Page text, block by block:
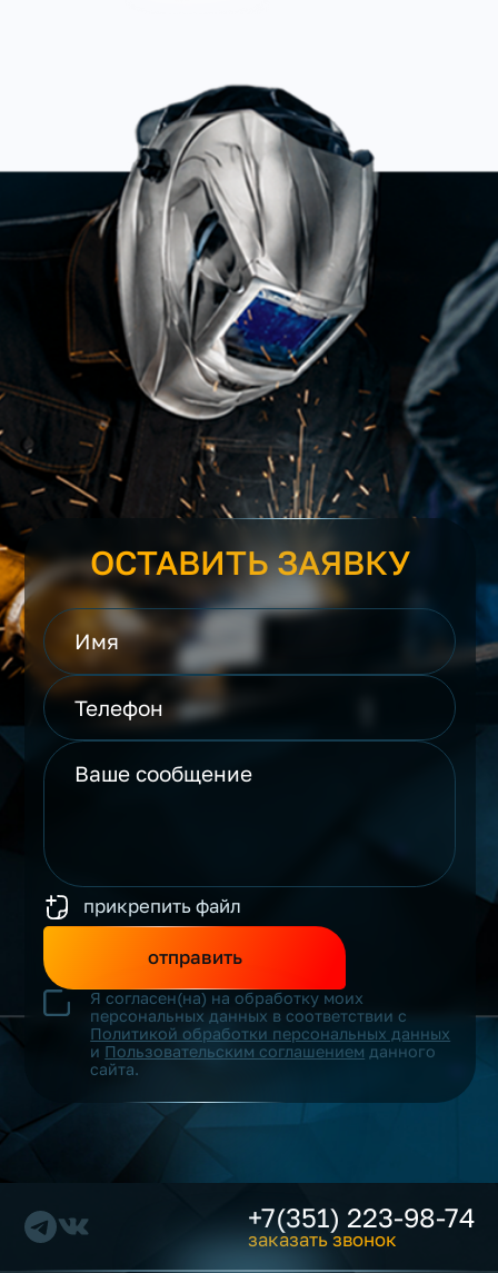
ОСТАВИТЬ ЗАЯВКУ
прикрепить файл
отправить
Я согласен(на) на обработку моих
персональных данных в соответствии с
Политикой обработки персональных данных
и Пользовательским соглашением данного
сайта.
+7(351) 223-98-74
заказать звонок